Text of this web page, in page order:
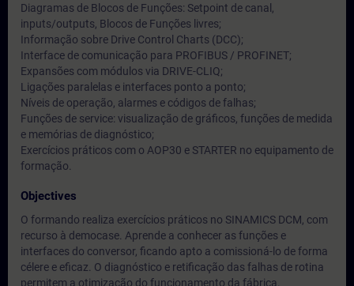
Diagramas de Blocos de Funções: Setpoint de canal,
inputs/outputs, Blocos de Funções livres;
Informação sobre Drive Control Charts (DCC);
Interface de comunicação para PROFIBUS / PROFINET;
Expansões com módulos via DRIVE-CLIQ;
Ligações paralelas e interfaces ponto a ponto;
Níveis de operação, alarmes e códigos de falhas;
Funções de service: visualização de gráficos, funções de medida
e memórias de diagnóstico;
Exercícios práticos com o AOP30 e STARTER no equipamento de
formação.
Objectives
O formando realiza exercícios práticos no SINAMICS DCM, com
recurso à democase. Aprende a conhecer as funções e
interfaces do conversor, ficando apto a comissioná-lo de forma
célere e eficaz. O diagnóstico e retificação das falhas de rotina
permitem a otimização do funcionamento da fábrica.